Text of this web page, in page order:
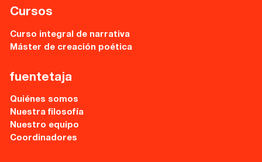
Cursos
Curso integral de narrativa
Máster de creación poética
fuentetaja
Quiénes somos
Nuestra filosofía
Nuestro equipo
Coordinadores